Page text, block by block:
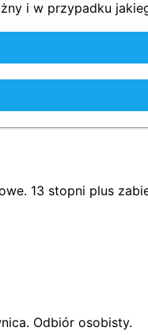
i w przypadku
13 stopni plus
Odbiór osobisty.